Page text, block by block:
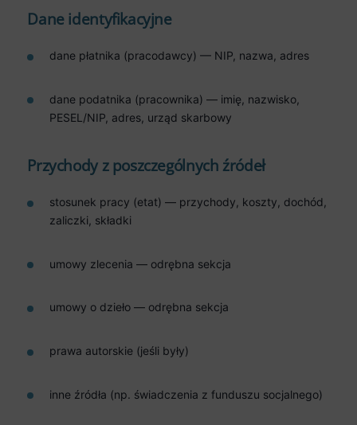
Dane identyfikacyjne
dane płatnika (pracodawcy) — NIP, nazwa, adres
dane podatnika (pracownika) — imię, nazwisko,
PESEL/NIP, adres, urząd skarbowy
Przychody z poszczególnych źródeł
stosunek pracy (etat) — przychody, koszty, dochód,
zaliczki, składki
umowy zlecenia — odrębna sekcja
umowy o dzieło — odrębna sekcja
prawa autorskie (jeśli były)
inne źródła (np. świadczenia z funduszu socjalnego)